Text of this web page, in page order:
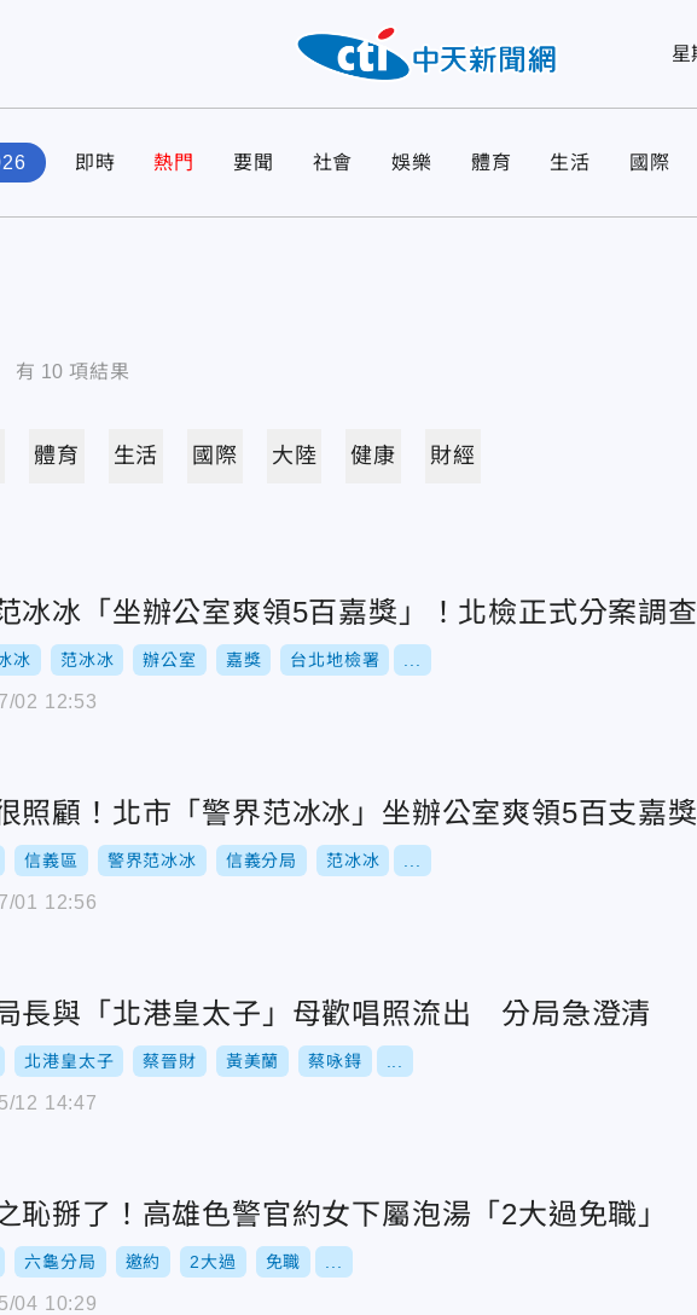
星
即時 熱門 要聞 社會 娛樂 體育 生活 國際
有 10 項結果
體育 生活 國際 大陸 健康 財經
冰冰「坐辦公室爽領5百嘉獎」！北檢正式分案調查
冰 范冰冰 辦公室 嘉獎 台北地檢署
02 12:53
照顧！北市「警界范冰冰」坐辦公室爽領5百支嘉獎
信義區 警界范冰冰 信義分局 范冰冰
01 12:56
長與「北港皇太子」母歡唱照流出 分局急澄清
北港皇太子 蔡晉財 黃美蘭 蔡咏鍀
12 14:47
恥掰了！高雄色警官約女下屬泡湯「2大過免職」
六龜分局 邀約 2大過 免職
04 10:29